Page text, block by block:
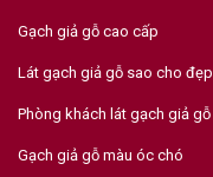
Gạch giả gỗ cao cấp
Lát gạch giả gỗ sao cho đẹp
Phòng khách lát gạch giả gỗ
Gạch giả gỗ màu óc chó